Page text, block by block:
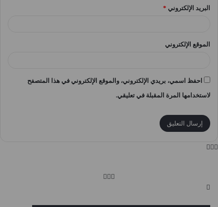
البريد الإلكتروني *
الموقع الإلكتروني
احفظ اسمي، بريدي الإلكتروني، والموقع الإلكتروني في هذا المتصفح
لاستخدامها المرة المقبلة في تعليقي.